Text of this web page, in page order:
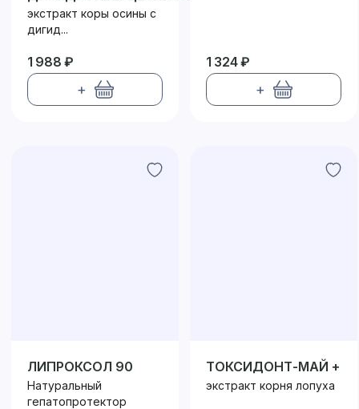
75
экстракт коры осины с
дигид...
1 988 ₽
+
1 324 ₽
+
ЛИПРОКСОЛ 90
Натуральный
гепатопротектор
ТОКСИДОНТ-МАЙ +
экстракт корня лопуха